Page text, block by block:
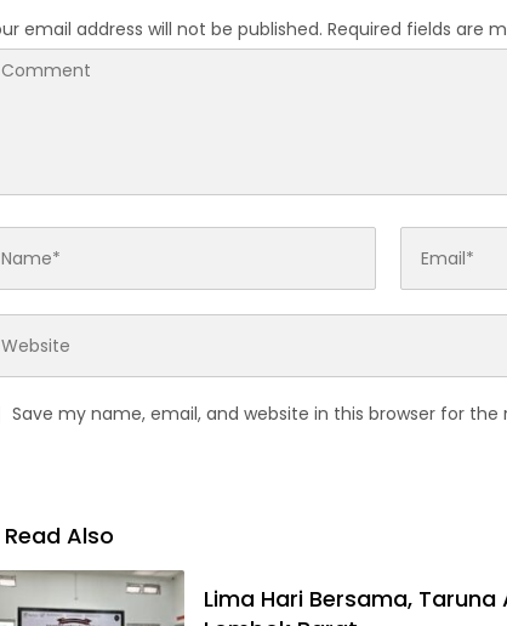
email address will not be published. Required fields are
Save my name, email, and website in this browser for
Read Also
Lima Hari Bersama,